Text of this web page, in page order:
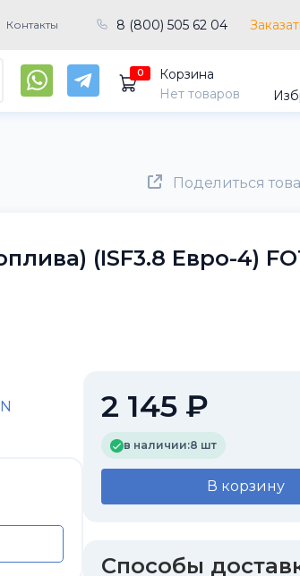
Контакты 8 (800) 505 62 04
0
Корзина
Нет товаров
Поделиться
(ISF3.8 Евро-4)
2 145 ₽
в наличии:8 шт
В корзину
Способы